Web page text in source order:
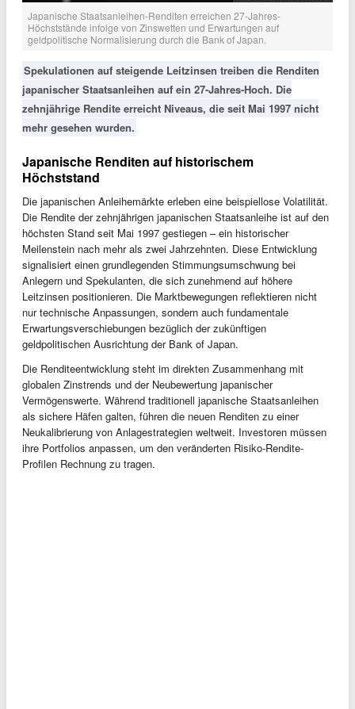
Japanische Staatsanleihen-Renditen erreichen 27-Jahres-
Höchststände infolge von Zinswetten und Erwartungen auf
geldpolitische Normalisierung durch die Bank of Japan.
Spekulationen auf steigende Leitzinsen treiben die Renditen
japanischer Staatsanleihen auf ein 27-Jahres-Hoch. Die
zehnjährige Rendite erreicht Niveaus, die seit Mai 1997 nicht
mehr gesehen wurden.
Japanische Renditen auf historischem
Höchststand
Die japanischen Anleihemärkte erleben eine beispiellose Volatilität.
Die Rendite der zehnjährigen japanischen Staatsanleihe ist auf den
höchsten Stand seit Mai 1997 gestiegen – ein historischer
Meilenstein nach mehr als zwei Jahrzehnten. Diese Entwicklung
signalisiert einen grundlegenden Stimmungsumschwung bei
Anlegern und Spekulanten, die sich zunehmend auf höhere
Leitzinsen positionieren. Die Marktbewegungen reflektieren nicht
nur technische Anpassungen, sondern auch fundamentale
Erwartungsverschiebungen bezüglich der zukünftigen
geldpolitischen Ausrichtung der Bank of Japan.
Die Renditeentwicklung steht im direkten Zusammenhang mit
globalen Zinstrends und der Neubewertung japanischer
Vermögenswerte. Während traditionell japanische Staatsanleihen
als sichere Häfen galten, führen die neuen Renditen zu einer
Neukalibrierung von Anlagestrategien weltweit. Investoren müssen
ihre Portfolios anpassen, um den veränderten Risiko-Rendite-
Profilen Rechnung zu tragen.